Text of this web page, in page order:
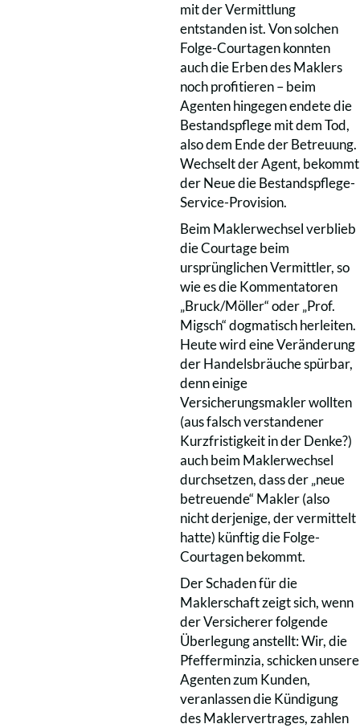
mit der Vermittlung
entstanden ist. Von solchen
Folge-Courtagen konnten
auch die Erben des Maklers
noch profitieren – beim
Agenten hingegen endete die
Bestandspflege mit dem Tod,
also dem Ende der Betreuung.
Wechselt der Agent, bekommt
der Neue die Bestandspflege-
Service-Provision.
Beim Maklerwechsel verblieb
die Courtage beim
ursprünglichen Vermittler, so
wie es die Kommentatoren
„Bruck/Möller“ oder „Prof.
Migsch“ dogmatisch herleiten.
Heute wird eine Veränderung
der Handelsbräuche spürbar,
denn einige
Versicherungsmakler wollten
(aus falsch verstandener
Kurzfristigkeit in der Denke?)
auch beim Maklerwechsel
durchsetzen, dass der „neue
betreuende“ Makler (also
nicht derjenige, der vermittelt
hatte) künftig die Folge-
Courtagen bekommt.
Der Schaden für die
Maklerschaft zeigt sich, wenn
der Versicherer folgende
Überlegung anstellt: Wir, die
Pfefferminzia, schicken unsere
Agenten zum Kunden,
veranlassen die Kündigung
des Maklervertrages, zahlen